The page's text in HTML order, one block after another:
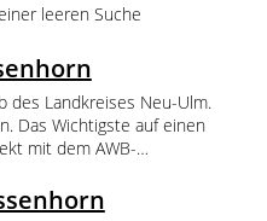
leeren Suche
des Landkreises Neu-Ulm.
Das Wichtigste auf einen
mit dem AWB-
Abfall-ABC News